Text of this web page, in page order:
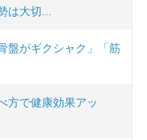
は大切...
盤がギクシャク」「筋
方で健康効果アッ